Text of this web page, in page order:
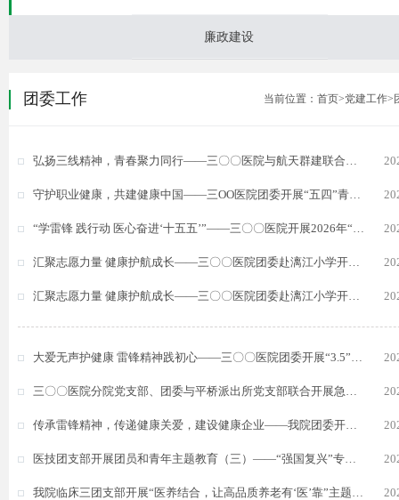
廉政建设
团委工作 当前位置： 首页>党建工作>
弘扬三线精神，青春聚力同行——三〇〇医院与航天群建联合主题团日暨青年联谊活动圆满举行
守护职业健康，共建健康中国——三OO医院团委开展“五四”青年节健康义诊主题活动
“学雷锋 践行动 医心奋进‘十五五’”——三〇〇医院开展2026年“3·5”学雷锋纪念日主题志愿服务活动
汇聚志愿力量 健康护航成长——三〇〇医院团委赴漓江小学开展“12·5”国际志愿者日健康知识进校园活动
汇聚志愿力量 健康护航成长——三〇〇医院团委赴漓江小学开展“12·5”国际志愿者日健康知识进校园活动
大爱无声护健康 雷锋精神践初心——三〇〇医院团委开展“3.5”学雷锋主题义诊活动
三〇〇医院分院党支部、团委与平桥派出所党支部联合开展急救应急处置方法技能培训
传承雷锋精神，传递健康关爱，建设健康企业——我院团委开展“3.5”学雷锋健康义诊志愿服务活动
医技团支部开展团员和青年主题教育（三）——“强国复兴”专题学习
我院临床三团支部开展“医养结合，让高品质养老有‘医’靠”主题团日活动